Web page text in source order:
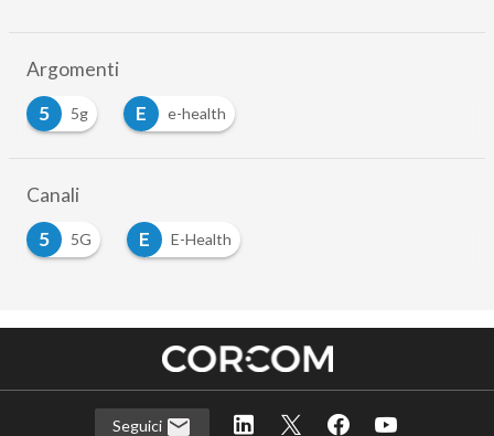
Argomenti
5
5g E e-health
Canali
5
5G E E-Health
Seguici